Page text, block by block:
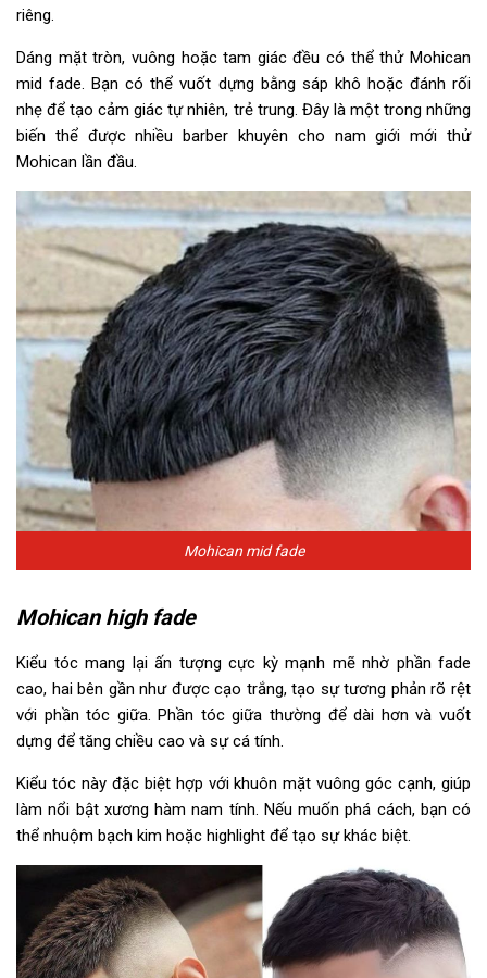
riêng.
Dáng mặt tròn, vuông hoặc tam giác đều có thể thử Mohican
mid fade. Bạn có thể vuốt dựng bằng sáp khô hoặc đánh rối
nhẹ để tạo cảm giác tự nhiên, trẻ trung. Đây là một trong những
biến thể được nhiều barber khuyên cho nam giới mới thử
Mohican lần đầu.
Mohican mid fade
Mohican high fade
Kiểu tóc mang lại ấn tượng cực kỳ mạnh mẽ nhờ phần fade
cao, hai bên gần như được cạo trắng, tạo sự tương phản rõ rệt
với phần tóc giữa. Phần tóc giữa thường để dài hơn và vuốt
dựng để tăng chiều cao và sự cá tính.
Kiểu tóc này đặc biệt hợp với khuôn mặt vuông góc cạnh, giúp
làm nổi bật xương hàm nam tính. Nếu muốn phá cách, bạn có
thể nhuộm bạch kim hoặc highlight để tạo sự khác biệt.